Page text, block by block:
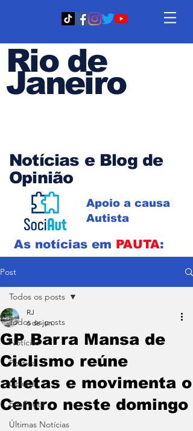
Rio de
Janeiro
Notícias e Blog de
Opinião
Apoio a causa
Autista
As notícias em PAUTA:
Post
Todos os posts
Notícias
Política
Coluna
Em Pauta
Últimas Notícias
Todos os posts
GP Barra Mansa de
Ciclismo reúne
atletas e movimenta o
Centro neste domingo
RJ
6 de jun.